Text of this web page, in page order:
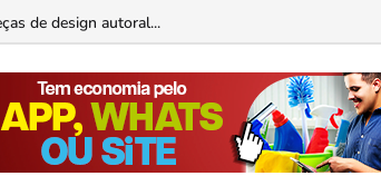
de design autoral...